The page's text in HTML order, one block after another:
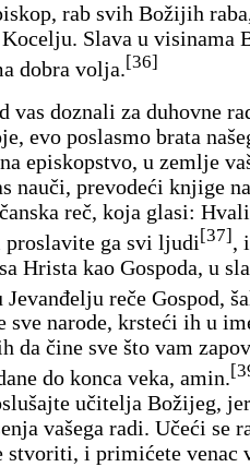
rab svih Božijih
Slava u visinama
dobra volja.[36]
vas doznali za duhovne
evo poslasmo brata
episkopstvo, u zemlje
nauči, prevodeći knjige
reč, koja glasi:
proslavite ga svi ljudi[37],
Hrista kao Gospoda, u
Jevanđelju reče Gospod,
sve narode, krsteći ih u
da čine sve što vam
do konca veka, amin.
učitelja Božijeg,
vašega radi. Učeći se
stvoriti, i primićete venac